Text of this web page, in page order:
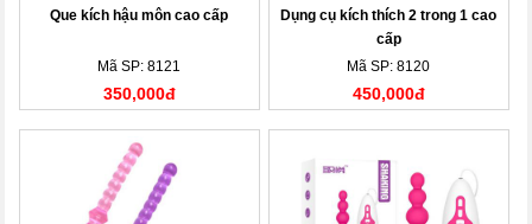
Que kích hậu môn cao cấp
Mã SP: 8121
350,000đ
Dụng cụ kích thích 2 trong 1 cao
cấp
Mã SP: 8120
450,000đ